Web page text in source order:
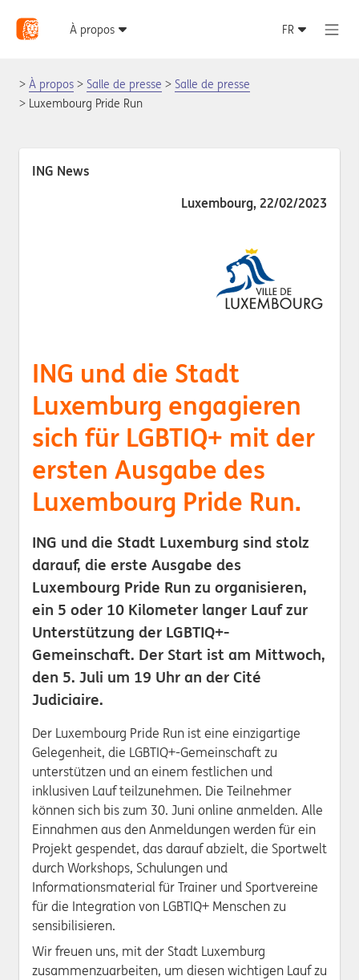
À propos Salle de presse
Salle de presse
Luxembourg Pride Run
ING News
Luxembourg, 22/02/2023
ING und die Stadt
Luxemburg engagieren
sich für LGBTIQ+ mit der
ersten Ausgabe des
Luxembourg Pride Run.
ING und die Stadt Luxemburg sind stolz
darauf, die erste Ausgabe des
Luxembourg Pride Run zu organisieren,
ein 5 oder 10 Kilometer langer Lauf zur
Unterstützung der LGBTIQ+-
Gemeinschaft. Der Start ist am Mittwoch,
den 5. Juli um 19 Uhr an der Cité
Judiciaire.
Der Luxembourg Pride Run ist eine einzigartige
Gelegenheit, die LGBTIQ+-Gemeinschaft zu
unterstützen und an einem festlichen und
inklusiven Lauf teilzunehmen. Die Teilnehmer
können sich bis zum 30. Juni online anmelden. Alle
Einnahmen aus den Anmeldungen werden für ein
Projekt gespendet, das darauf abzielt, die Sportwelt
durch Workshops, Schulungen und
Informationsmaterial für Trainer und Sportvereine
für die Integration von LGBTIQ+ Menschen zu
sensibilisieren.
Wir freuen uns, mit der Stadt Luxemburg
zusammenzuarbeiten, um diesen wichtigen Lauf zu